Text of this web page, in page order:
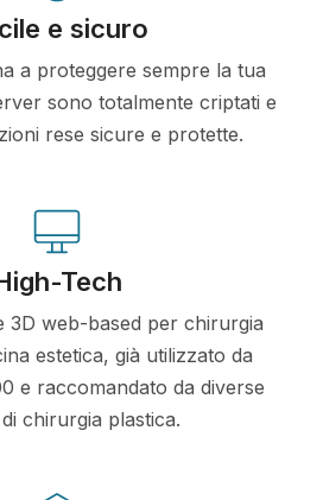
e sicuro
a proteggere sempre la tua
sono totalmente criptati e
rese sicure e protette.
Tech
3D web-based per chirurgia
estetica, già utilizzato da
e raccomandato da diverse
chirurgia plastica.